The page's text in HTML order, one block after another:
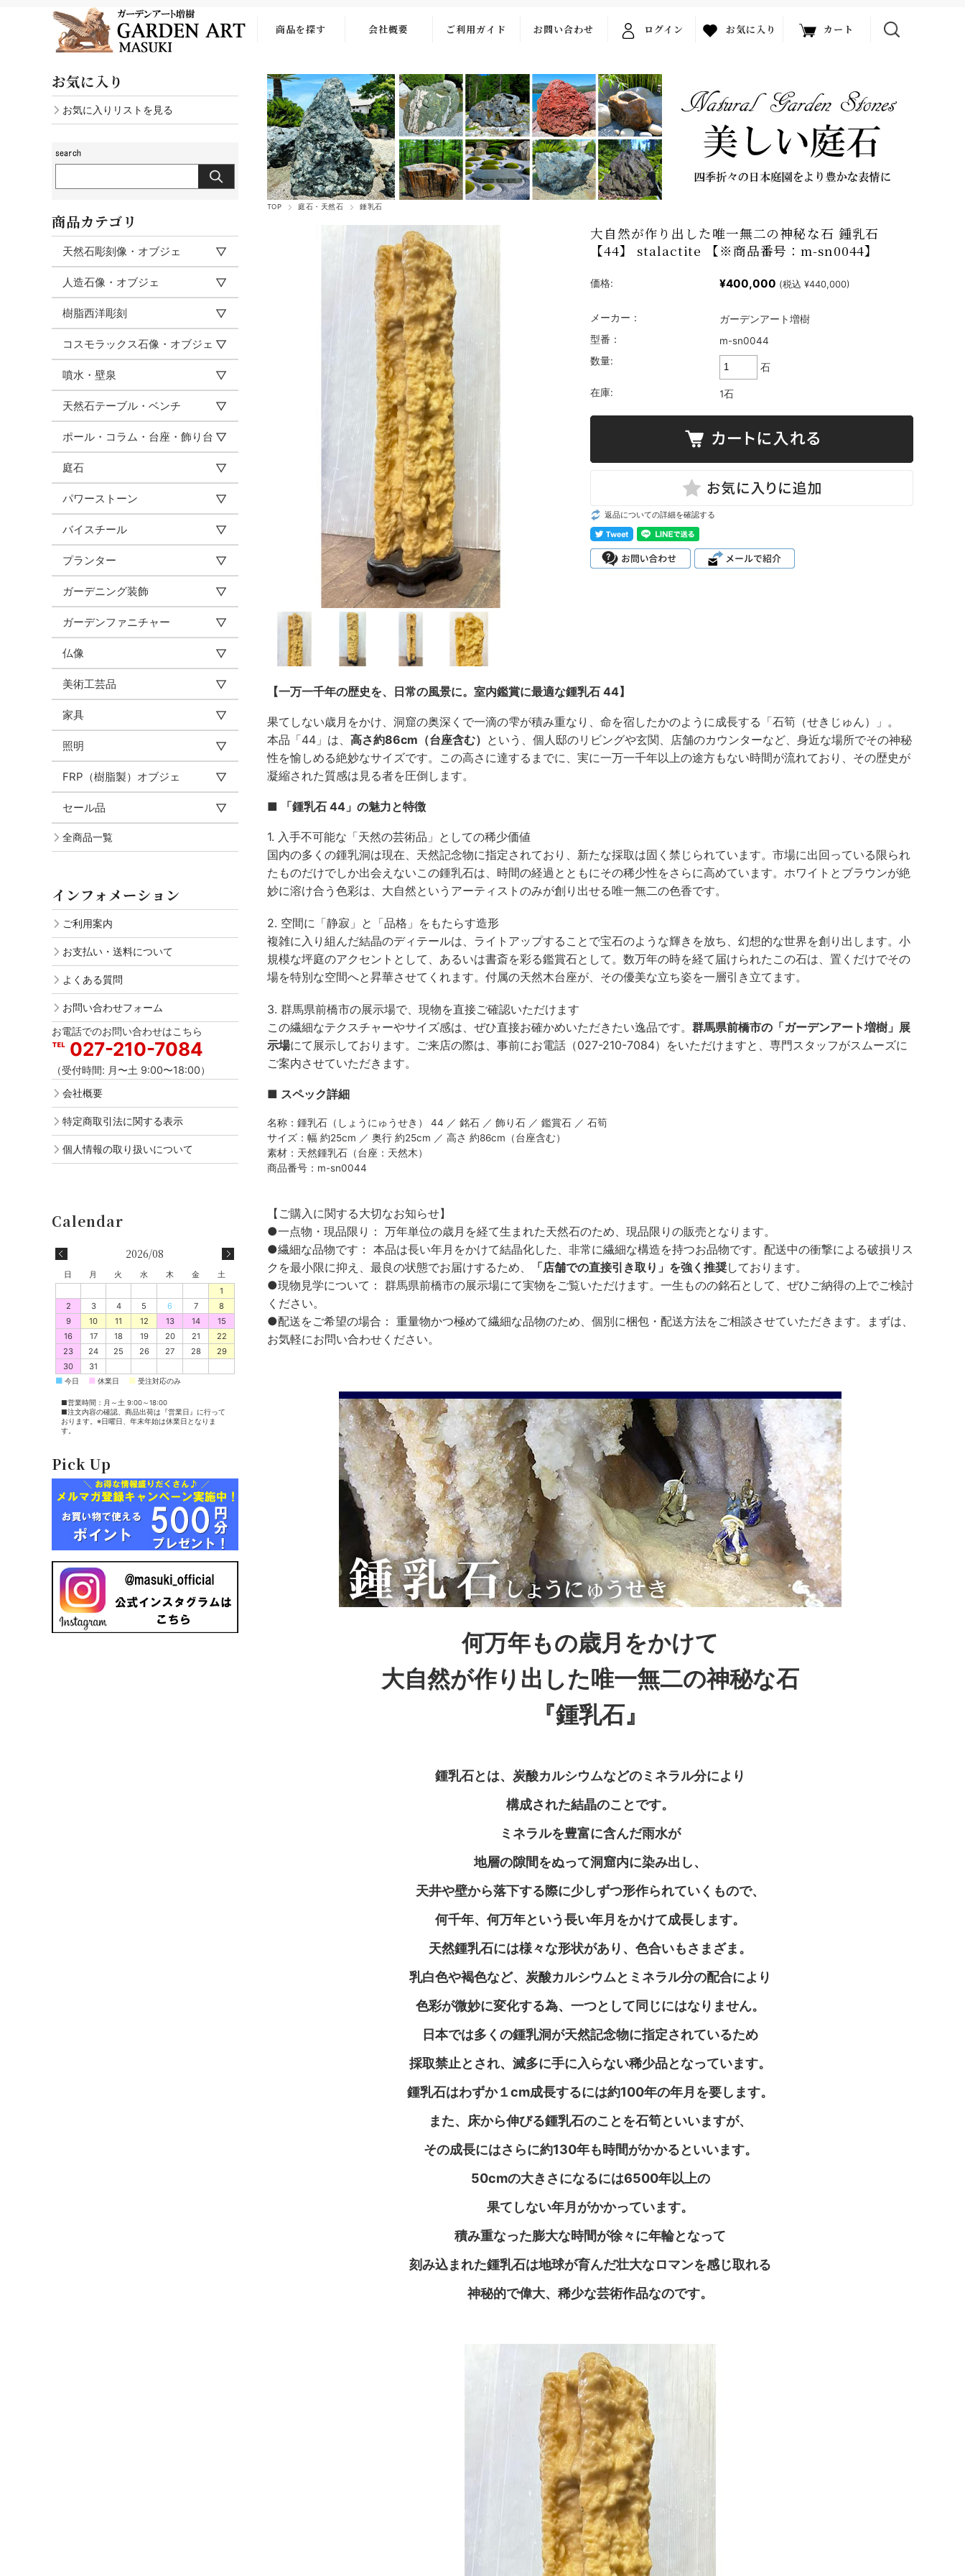
商品を探す 会社概要 ご利用ガイド
お支払い・送料
お問い合わせ
フォーム
よくある質問
ログイン お気に入り カート
TOP 庭石・天然石 鍾乳石
大自然が作り出した唯一無二の神秘な石 鍾乳石
【44】 stalactite 【※商品番号：m-sn0044】
価格: ¥400,000 (税込 ¥440,000)
メーカー：
ガーデンアート増樹
型番：
m-sn0044
数量:
石
在庫: 1石
返品についての詳細を確認する
【一万一千年の歴史を、日常の風景に。室内鑑賞に最適な鍾乳石 44】
果てしない歳月をかけ、洞窟の奥深くで一滴の雫が積み重なり、命を宿したかのように成長する「石筍（せきじゅん）」。
本品「44」は、 高さ約86cm（台座含む） という、個人邸のリビングや玄関、店舗のカウンターなど、身近な場所でその神秘
性を愉しめる絶妙なサイズです。この高さに達するまでに、実に一万一千年以上の途方もない時間が流れており、その歴史が
凝縮された質感は見る者を圧倒します。
■ 「鍾乳石 44」の魅力と特徴
1. 入手不可能な「天然の芸術品」としての稀少価値
国内の多くの鍾乳洞は現在、天然記念物に指定されており、新たな採取は固く禁じられています。市場に出回っている限られ
たものだけでしか出会えないこの鍾乳石は、時間の経過とともにその稀少性をさらに高めています。ホワイトとブラウンが絶
妙に溶け合う色彩は、大自然というアーティストのみが創り出せる唯一無二の色香です。
2. 空間に「静寂」と「品格」をもたらす造形
複雑に入り組んだ結晶のディテールは、ライトアップすることで宝石のような輝きを放ち、幻想的な世界を創り出します。小
規模な坪庭のアクセントとして、あるいは書斎を彩る鑑賞石として。数万年の時を経て届けられたこの石は、置くだけでその
場を特別な空間へと昇華させてくれます。付属の天然木台座が、その優美な立ち姿を一層引き立てます。
3. 群馬県前橋市の展示場で、現物を直接ご確認いただけます
この繊細なテクスチャーやサイズ感は、ぜひ直接お確かめいただきたい逸品です。 群馬県前橋市の「ガーデンアート増樹」展
示場にて展示しております。ご来店の際は、事前にお電話（027-210-7084）をいただけますと、専門スタッフがスムーズに
ご案内させていただきます。
■ スペック詳細
名称：鍾乳石（しょうにゅうせき） 44 ／ 銘石 ／ 飾り石 ／ 鑑賞石 ／ 石筍
サイズ：幅 約25cm ／ 奥行 約25cm ／ 高さ 約86cm（台座含む）
素材：天然鍾乳石（台座：天然木）
商品番号：m-sn0044
【ご購入に関する大切なお知らせ】
●一点物・現品限り： 万年単位の歳月を経て生まれた天然石のため、現品限りの販売となります。
●繊細な品物です： 本品は長い年月をかけて結晶化した、非常に繊細な構造を持つお品物です。配送中の衝撃による破損リス
クを最小限に抑え、最良の状態でお届けするため、
「店舗での直接引き取り」を強く推奨しております。
●現物見学について： 群馬県前橋市の展示場にて実物をご覧いただけます。一生ものの銘石として、ぜひご納得の上でご検討
ください。
●配送をご希望の場合： 重量物かつ極めて繊細な品物のため、個別に梱包・配送方法をご相談させていただきます。まずは、
お気軽にお問い合わせください。
何万年もの歳月をかけて
大自然が作り出した唯一無二の神秘な石
『鍾乳石』
鍾乳石とは、炭酸カルシウムなどのミネラル分により
構成された結晶のことです。
ミネラルを豊富に含んだ雨水が
地層の隙間をぬって洞窟内に染み出し、
天井や壁から落下する際に少しずつ形作られていくもので、
何千年、何万年という長い年月をかけて成長します。
天然鍾乳石には様々な形状があり、色合いもさまざま。
乳白色や褐色など、炭酸カルシウムとミネラル分の配合により
色彩が微妙に変化する為、一つとして同じにはなりません。
日本では多くの鍾乳洞が天然記念物に指定されているため
採取禁止とされ、滅多に手に入らない稀少品となっています。
鍾乳石はわずか１cm成長するには約100年の年月を要します。
また、床から伸びる鍾乳石のことを石筍といいますが、
その成長にはさらに約130年も時間がかかるといいます。
50cmの大きさになるには6500年以上の
果てしない年月がかかっています。
積み重なった膨大な時間が徐々に年輪となって
刻み込まれた鍾乳石は地球が育んだ壮大なロマンを感じ取れる
神秘的で偉大、稀少な芸術作品なのです。
お気に入り
お気に入りリストを見る
商品カテゴリ
天然石彫刻像・オブジェ
人造石像・オブジェ
樹脂西洋彫刻
コスモラックス石像・オブジェ
噴水・壁泉
天然石テーブル・ベンチ
ポール・コラム・台座・飾り台
庭石
パワーストーン
バイスチール
プランター
ガーデニング装飾
ガーデンファニチャー
仏像
美術工芸品
家具
照明
FRP（樹脂製）オブジェ
セール品
全商品一覧
インフォメーション
ご利用案内
お支払い・送料について
よくある質問
お問い合わせフォーム
お電話でのお問い合わせはこちら
027-210-7084
（受付時間: 月〜土 9:00〜18:00）
会社概要
特定商取引法に関する表示
個人情報の取り扱いについて
2026/08
日 月 火 水 木 金
土
1
2
3 4 5 6 7
8
9
10 11 12 13 14
15
16
17 18 19 20 21
22
23
24 25 26 27 28
29
30
31
■ 今日 ■ 休業日 ■ 受注対応のみ
■営業時間：月～土 9:00～18:00
■注文内容の確認、商品出荷は『営業日』に行って
おります。※日曜日、年末年始は休業日となりま
す。
Pick Up